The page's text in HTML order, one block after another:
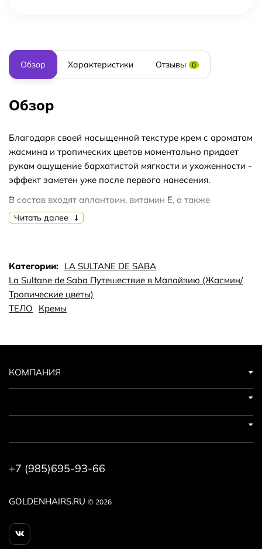
Обзор Характеристики Отзывы 0
Обзор
Благодаря своей насыщенной текстуре крем с ароматом
жасмина и тропических цветов моментально придает
рукам ощущение бархатистой мягкости и ухоженности -
эффект заметен уже после первого нанесения.
В состав входят аллантоин, витамин Е, а также
натуральные масла миндаля, кокоса и ши, известные
Saba обеспечивает комфорт и бережный уход, делая
кожу более гладкой и шелковистой.
Читать далее
Категории: LA SULTANE DE SABA
La Sultane de Saba Путешествие в Малайзию (Жасмин/
Тропические цветы)
ТЕЛО
Кремы
GOLDENHAIRS.RU © 2026
КОМПАНИЯ
+7 (985)695-93-66